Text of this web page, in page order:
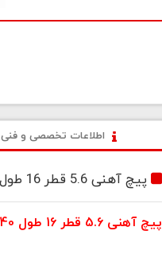
اطلاعات تخصصی و فنی
پیچ آهنی 5.6 قطر 16 طول 40 میلیمتر M 16*40
پیچ آهنی 5.6 قطر 16 طول 40 میلیمتر M 16*40
ثبت اطلاعات